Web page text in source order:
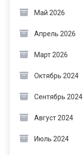
Май 2026
Апрель 2026
Март 2026
Октябрь 2024
Сентябрь 2024
Август 2024
Июль 2024